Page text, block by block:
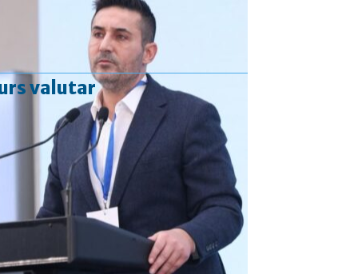
valutar
Curs valutar: 06 Aug 2026
EUR
: 5,2513 RON
+0,0024 ▲
USD: 4,5507 RON
+0,0027 ▲
CHF
: 5,6221 RON
+0,0011 ▲
GBP: 6,1236 RON
-0,0008 ▼
Convertor valutar